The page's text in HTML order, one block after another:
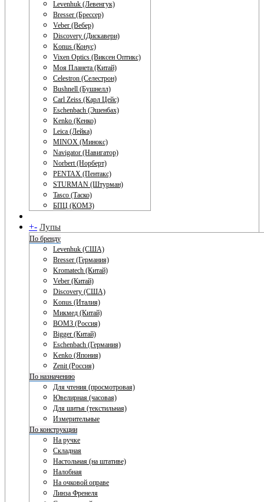
Levenhuk (Левенгук)
Bresser (Брессер)
Veber (Вебер)
Discovery (Дискавери)
Konus (Конус)
Vixen Optics (Виксен Оптикс)
Моя Планета (Китай)
Celestron (Селестрон)
Bushnell (Бушнелл)
Carl Zeiss (Карл Цейс)
Eschenbach (Эшенбах)
Kenko (Кенко)
Leica (Лейка)
MINOX (Минокс)
Navigator (Навигатор)
Norbert (Норберт)
PENTAX (Пентакс)
STURMAN (Штурман)
Tasco (Таско)
БПЦ (КОМЗ)
+- Лупы
По бренду
Levenhuk (США)
Bresser (Германия)
Kromatech (Китай)
Veber (Китай)
Discovery (США)
Konus (Италия)
Микмед (Китай)
ВОМЗ (Россия)
Bigger (Китай)
Eschenbach (Германия)
Kenko (Япония)
Zenit (Россия)
По назначению
Для чтения (просмотровая)
Ювелирная (часовая)
Для шитья (текстильная)
Измерительные
По конструкции
На ручке
Складная
Настольная (на штативе)
Налобная
На очковой оправе
Линза Френеля